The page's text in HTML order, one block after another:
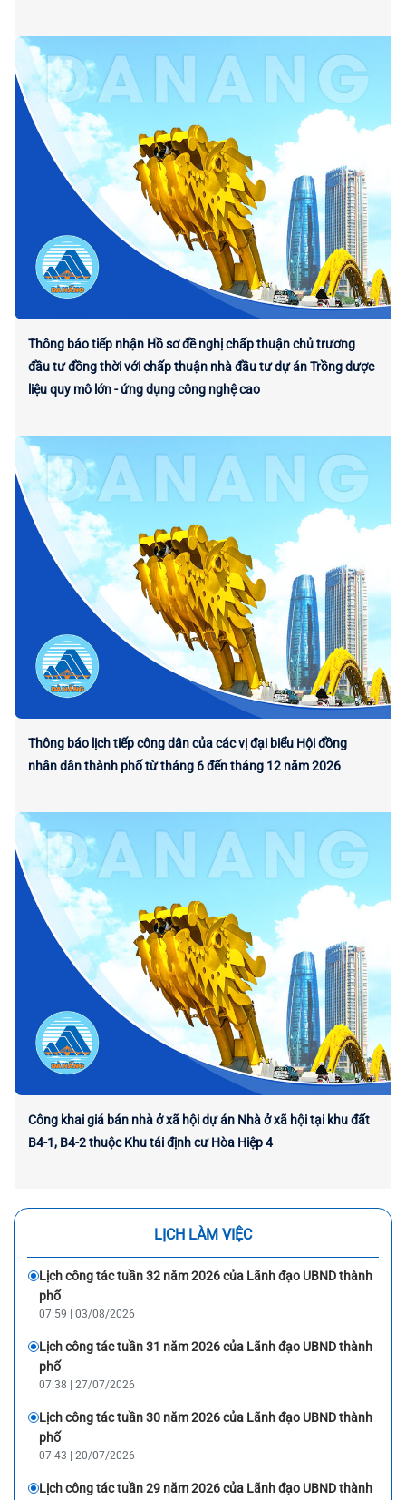
Thông báo tiếp nhận Hồ sơ đề nghị chấp thuận chủ trương
đầu tư đồng thời với chấp thuận nhà đầu tư dự án Trồng dược
liệu quy mô lớn - ứng dụng công nghệ cao
Thông báo lịch tiếp công dân của các vị đại biểu Hội đồng
nhân dân thành phố từ tháng 6 đến tháng 12 năm 2026
Công khai giá bán nhà ở xã hội dự án Nhà ở xã hội tại khu đất
B4-1, B4-2 thuộc Khu tái định cư Hòa Hiệp 4
LỊCH LÀM VIỆC
Lịch công tác tuần 32 năm 2026 của Lãnh đạo UBND thành
phố
07:59 | 03/08/2026
Lịch công tác tuần 31 năm 2026 của Lãnh đạo UBND thành
phố
07:38 | 27/07/2026
Lịch công tác tuần 30 năm 2026 của Lãnh đạo UBND thành
phố
07:43 | 20/07/2026
Lịch công tác tuần 29 năm 2026 của Lãnh đạo UBND thành